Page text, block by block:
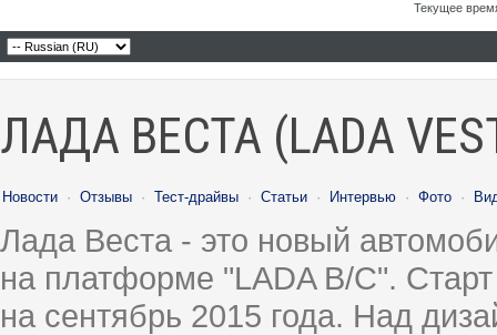
Текущее
ЛАДА ВЕСТА (LADA
Новости · Отзывы · Тест-драйвы · Статьи · Интервью · Фото ·
Лада Веста - это новый
на платформе "LADA B/C".
на сентябрь 2015 года. Над